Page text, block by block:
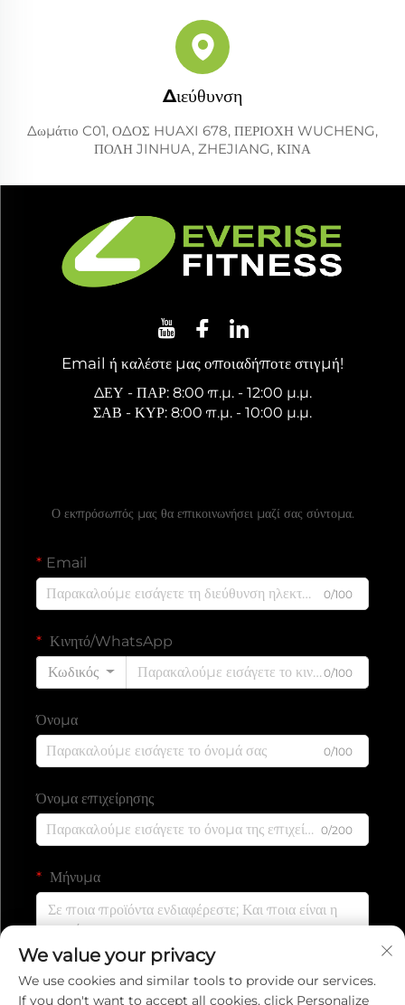
Διεύθυνση
Δωμάτιο C01, ΟΔΟΣ HUAXI 678, ΠΕΡΙΟΧΗ WUCHENG,
ΠΟΛΗ JINHUA, ZHEJIANG, ΚΙΝΑ
Email ή καλέστε μας οποιαδήποτε στιγμή!
ΔΕΥ - ΠΑΡ: 8:00 π.μ. - 12:00 μ.μ.
ΣΑΒ - ΚΥΡ: 8:00 π.μ. - 10:00 μ.μ.
Ο εκπρόσωπός μας θα επικοινωνήσει μαζί σας σύντομα.
Email
0/100
Κινητό/WhatsApp
Κωδικός
0/100
Όνομα
0/100
Όνομα επιχείρησης
0/200
Μήνυμα
We value your privacy
We use cookies and similar tools to provide our services.
If you don't want to accept all cookies, click Personalize